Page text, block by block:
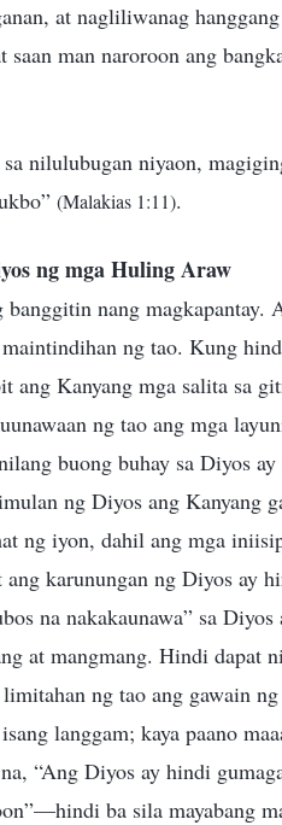
at nagliliwanag
man naroroon ang
nilulubugan niyaon,
(Malakias 1:11).
ng mga Huling Araw
nang magkapantay.
ng tao. Kung
ang Kanyang mga salita sa
ng tao ang mga
buong buhay sa Diyos
ng Diyos ang Kanyang
ng iyon, dahil ang mga
karunungan ng Diyos ay
na nakakaunawa” sa
at mangmang. Hindi dapat
ng tao ang gawain
langgam; kaya paano
“Ang Diyos ay hindi
ba sila mayabang